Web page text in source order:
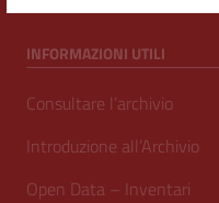
INFORMAZIONI UTILI
Consultare l’archivio
Introduzione all’Archivio
Open Data – Inventari